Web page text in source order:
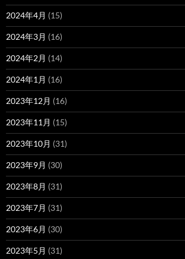
2024年4月 (15)
2024年3月 (16)
2024年2月 (14)
2024年1月 (16)
2023年12月 (16)
2023年11月 (15)
2023年10月 (31)
2023年9月 (30)
2023年8月 (31)
2023年7月 (31)
2023年6月 (30)
2023年5月 (31)